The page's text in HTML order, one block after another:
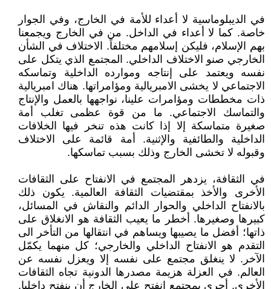
في الديبلوماسية لا أعداء للأمة في الخارج، وفي الجوار
خاصة. كما لا أعداء في الداخل. من في الخارج ويجمعنا
بهم الإسلام، فليكن إسلامهم مختلفاً. الاختلاف في الشأن
الخارجي صنو الاختلاف الداخلي. المجتمع الذي يتكل على
نفسه ويعتمد على إنتاجه وموارده الداخلية وتماسكه
الاجتماعي لا يخشى الامبريالية ومؤامراتها. هناك امبريالية
ذات مخططات ومؤامرات علينا، نواجهها بالعمل والإنتاج
والتماسك الاجتماعي. ما من قوة عظمى تغلب أمة
صغيرة متماسكة إلا إذا كانت هذه تنخر فيها الخلافات
الداخلية والطائفية والإثنية. أمة قائمة على الاختلاف
وقبوله لا تخشى الخارج وذلك بسبب تماسكها.
في الثقافة، يزدهر المجتمع في الانفتاح على الثقافات
الأخرى والأخذ بمقتضيات الثقافة العالمية. يكون ذلك
بالانفتاح الداخلي والحوار الدائم والنقاش في المسائل،
كبيرها وصغيرها. أخطر ما يعيب الثقافة هو الانغلاق على
ذاتها؛ أفضل ما يصيبها ويساهم في انتقالها من التأخر الى
التقدم هو الانفتاح الداخلي والخارجي؛ كل منهما يكمّل
الآخر. لا ينغلق مجتمع على نفسه إلا ويعزل نفسه عن
العالم. في العزلة هزيمة مصدرها الدونية تجاه الثقافات
الأخرى. أحرى بمجتمع انفتح على الخارج أن ينفتح داخليا.